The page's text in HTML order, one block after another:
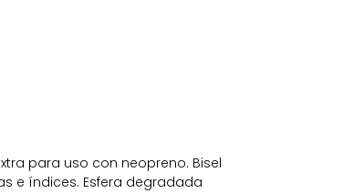
para uso con neopreno. Bisel
e índices. Esfera degradada